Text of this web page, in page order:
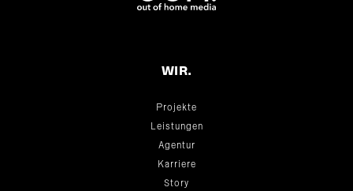
WIR.
Projekte
Leistungen
Agentur
Karriere
Story